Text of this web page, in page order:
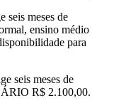
seis meses de
ensino médio
para
seis meses de
R$ 2.100,00.